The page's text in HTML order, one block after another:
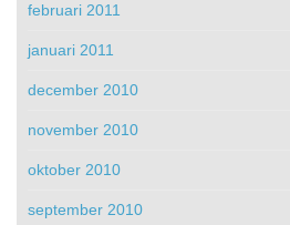
februari 2011
januari 2011
december 2010
november 2010
oktober 2010
september 2010